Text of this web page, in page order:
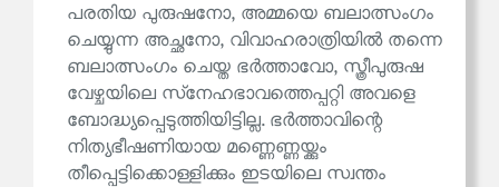
പരതിയ പുരുഷനോ, അമ്മയെ ബലാത്സംഗം
ചെയ്യുന്ന അച്ഛനോ, വിവാഹരാത്രിയിൽ തന്നെ
ബലാത്സംഗം ചെയ്ത ഭർത്താവോ, സ്ത്രീപുരുഷ
വേഴ്ചയിലെ സ്‌നേഹഭാവത്തെപ്പറ്റി അവളെ
ബോദ്ധ്യപ്പെടുത്തിയിട്ടില്ല. ഭർത്താവിന്റെ
നിത്യഭീഷണിയായ മണ്ണെണ്ണയ്ക്കും
തീപ്പെട്ടിക്കൊള്ളിക്കും ഇടയിലെ സ്വന്തം